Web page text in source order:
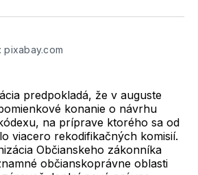
E-
pixabay.com
predpokladá, že v auguste
konanie o návrhu
na príprave ktorého sa od
viacero rekodifikačných komisií.
Občianskeho zákonníka
občianskoprávne oblasti